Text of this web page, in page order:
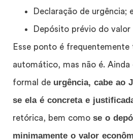
Declaração de urgência;
Depósito prévio do
Esse ponto é
automático, mas não é. Ainda
formal de urgência, cabe ao
se ela é concreta e
retórica, bem como se o
minimamente o valor